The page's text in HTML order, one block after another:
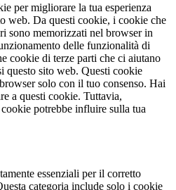
per migliorare la tua esperienza
web. Da questi cookie, i cookie che
sono memorizzati nel browser in
delle funzionalità di
cookie di terze parti che ci aiutano
questo sito web. Questi cookie
solo con il tuo consenso. Hai
a questi cookie. Tuttavia,
potrebbe influire sulla tua
essenziali per il corretto
categoria include solo i cookie